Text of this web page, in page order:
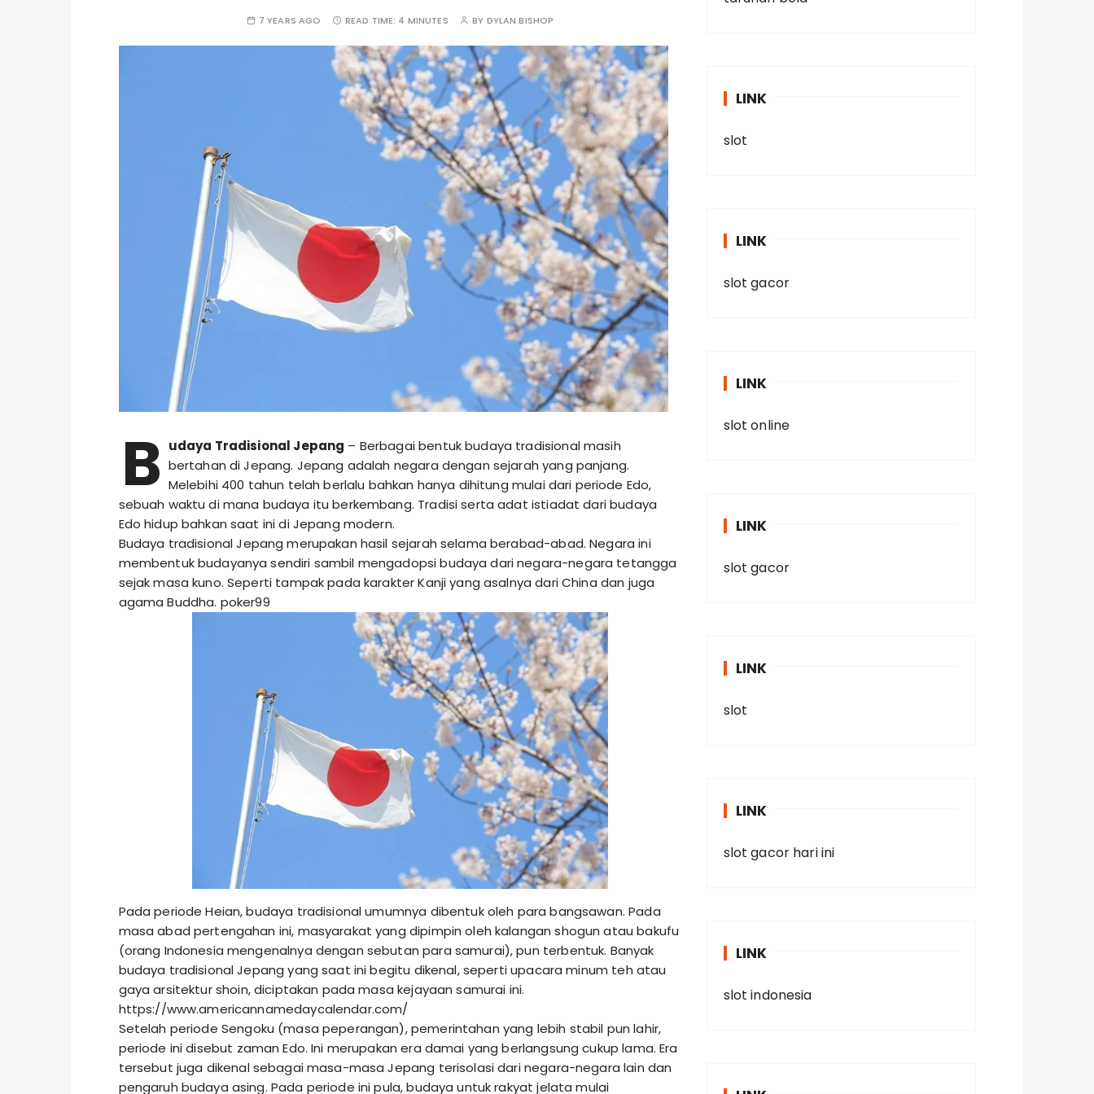
7 YEARS AGO READ TIME: 4 MINUTES BY DYLAN BISHOP
B udaya Tradisional Jepang – Berbagai bentuk budaya tradisional masih
bertahan di Jepang. Jepang adalah negara dengan sejarah yang panjang.
Melebihi 400 tahun telah berlalu bahkan hanya dihitung mulai dari periode Edo,
sebuah waktu di mana budaya itu berkembang. Tradisi serta adat istiadat dari budaya
Edo hidup bahkan saat ini di Jepang modern.
Budaya tradisional Jepang merupakan hasil sejarah selama berabad-abad. Negara ini
membentuk budayanya sendiri sambil mengadopsi budaya dari negara-negara tetangga
sejak masa kuno. Seperti tampak pada karakter Kanji yang asalnya dari China dan juga
agama Buddha. poker99
Pada periode Heian, budaya tradisional umumnya dibentuk oleh para bangsawan. Pada
masa abad pertengahan ini, masyarakat yang dipimpin oleh kalangan shogun atau bakufu
(orang Indonesia mengenalnya dengan sebutan para samurai), pun terbentuk. Banyak
budaya tradisional Jepang yang saat ini begitu dikenal, seperti upacara minum teh atau
gaya arsitektur shoin, diciptakan pada masa kejayaan samurai ini.
https://www.americannamedaycalendar.com/
Setelah periode Sengoku (masa peperangan), pemerintahan yang lebih stabil pun lahir,
periode ini disebut zaman Edo. Ini merupakan era damai yang berlangsung cukup lama. Era
tersebut juga dikenal sebagai masa-masa Jepang terisolasi dari negara-negara lain dan
pengaruh budaya asing. Pada periode ini pula, budaya untuk rakyat jelata mulai
LINK
slot
LINK
slot gacor
LINK
slot online
LINK
slot gacor
LINK
slot
LINK
slot gacor hari ini
LINK
slot indonesia